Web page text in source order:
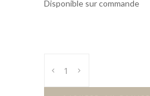
Disponible sur commande
14
cm